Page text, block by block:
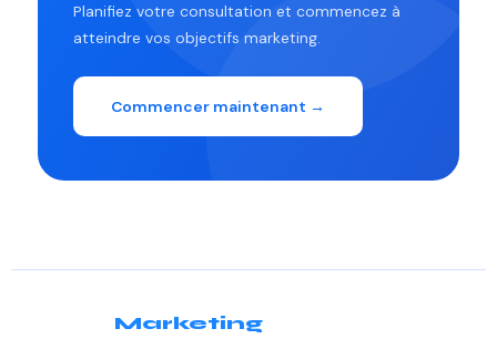
Planifiez votre consultation et commencez à
atteindre vos objectifs marketing.
Commencer maintenant →
Marketing